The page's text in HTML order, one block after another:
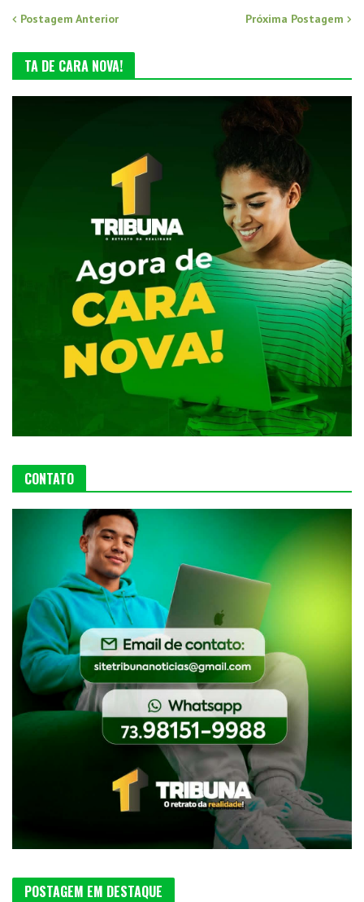
Postagem Anterior Próxima Postagem
TA DE CARA NOVA!
CONTATO
POSTAGEM EM DESTAQUE